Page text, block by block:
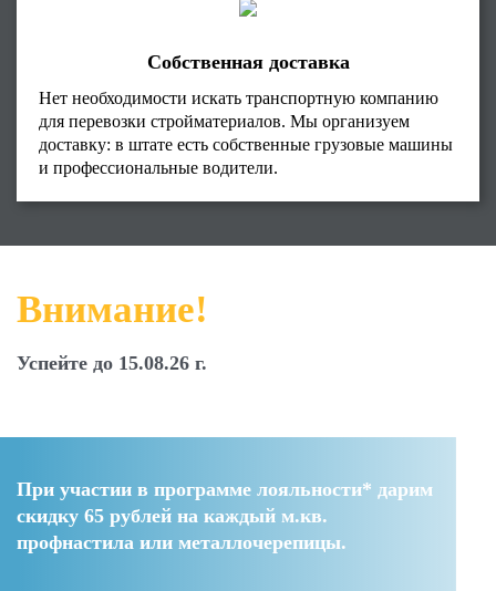
Собственная доставка
Нет необходимости искать транспортную компанию
для перевозки стройматериалов. Мы организуем
доставку: в штате есть собственные грузовые машины
и профессиональные водители.
Внимание!
Успейте до 15.08.26 г.
При участии в программе лояльности* дарим
скидку 65 рублей на каждый м.кв.
профнастила или металлочерепицы.